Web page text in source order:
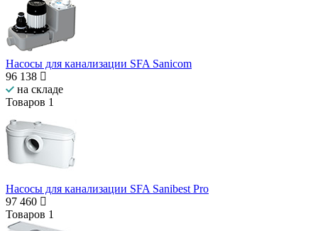
Насосы для канализации SFA Sanicom
96 138
на складе
Товаров 1
Насосы для канализации SFA Sanibest Pro
97 460
Товаров 1